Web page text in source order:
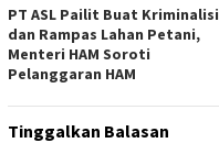
PT ASL Pailit Buat Kriminalisi
dan Rampas Lahan Petani,
Menteri HAM Soroti
Pelanggaran HAM
Tinggalkan Balasan